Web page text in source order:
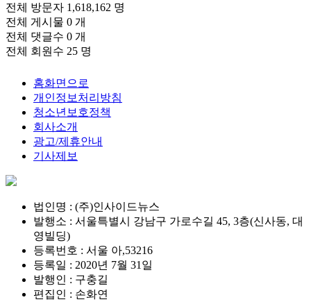
전체 방문자 1,618,162 명
전체 게시물 0 개
전체 댓글수 0 개
전체 회원수 25 명
홈화면으로
개인정보처리방침
청소년보호정책
회사소개
광고/제휴안내
기사제보
법인명 : (주)인사이드뉴스
발행소 : 서울특별시 강남구 가로수길 45, 3층(신사동, 대
영빌딩)
등록번호 : 서울 아,53216
등록일 : 2020년 7월 31일
발행인 : 구충길
편집인 : 손화연